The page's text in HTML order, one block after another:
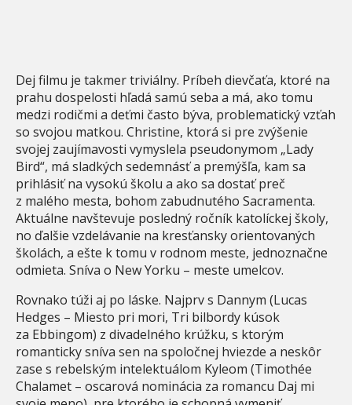
Dej filmu je takmer triviálny. Príbeh dievčaťa, ktoré na
prahu dospelosti hľadá samú seba a má, ako tomu
medzi rodičmi a deťmi často býva, problematický vzťah
so svojou matkou. Christine, ktorá si pre zvýšenie
svojej zaujímavosti vymyslela pseudonymom „Lady
Bird“, má sladkých sedemnásť a premýšľa, kam sa
prihlásiť na vysokú školu a ako sa dostať preč
z malého mesta, bohom zabudnutého Sacramenta.
Aktuálne navštevuje posledný ročník katolíckej školy,
no ďalšie vzdelávanie na kresťansky orientovaných
školách, a ešte k tomu v rodnom meste, jednoznačne
odmieta. Sníva o New Yorku – meste umelcov.
Rovnako túži aj po láske. Najprv s Dannym (Lucas
Hedges – Miesto pri mori, Tri bilbordy kúsok
za Ebbingom) z divadelného krúžku, s ktorým
romanticky sníva sen na spoločnej hviezde a neskôr
zase s rebelským intelektuálom Kyleom (Timothée
Chalamet – oscarová nominácia za romancu Daj mi